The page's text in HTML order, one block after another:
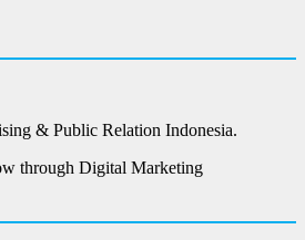
& Public Relation Indonesia.
through Digital Marketing